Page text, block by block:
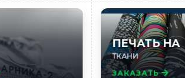
ПЕЧАТЬ НА
ТКАНИ
ЗАКАЗАТЬ